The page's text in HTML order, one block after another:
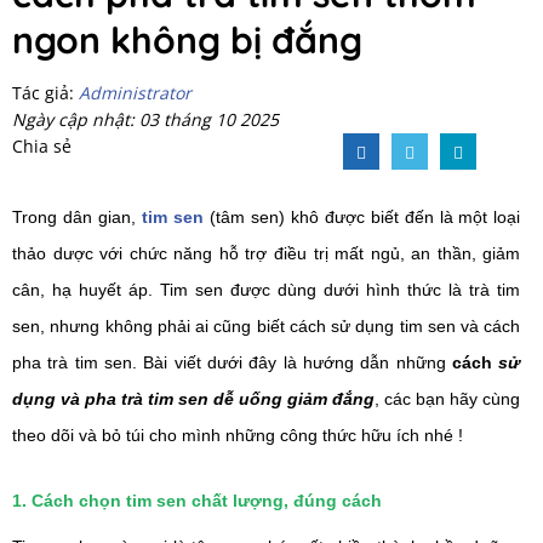
ngon không bị đắng
Tác giả: Administrator
Ngày cập nhật: 03 tháng 10 2025
Chia sẻ
Trong dân gian, tim sen (tâm sen) khô được biết đến là một loại
thảo dược với chức năng hỗ trợ điều trị mất ngủ, an thần, giảm
cân, hạ huyết áp. Tim sen được dùng dưới hình thức là trà tim
sen, nhưng không phải ai cũng biết cách sử dụng tim sen và cách
pha trà tim sen. Bài viết dưới đây là hướng dẫn những cách sử
dụng và pha trà tim sen dễ uống giảm đắng , các bạn hãy cùng
theo dõi và bỏ túi cho mình những công thức hữu ích nhé !
1. Cách chọn tim sen chất lượng, đúng cách